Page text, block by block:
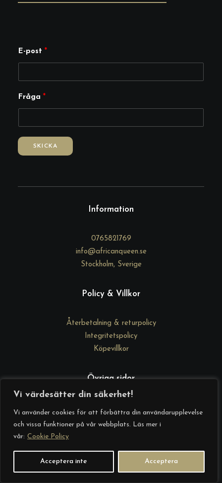
Vi värdesätter din säkerhet!
Vi använder cookies för att förbättra din användarupplevelse
och vissa funktioner på vår webbplats. Läs mer i
vår: Cookie Policy
Acceptera inte Acceptera
F
a
E
p
o
E-post *
Fråga *
SKICKA
Information
0765821769
info@africanqueen.se
Stockholm, Sverige
Policy & Villkor
Återbetalning & returpolicy
Integritetspolicy
Köpevillkor
Övriga sidor
DrGd Academy
Kontakta oss